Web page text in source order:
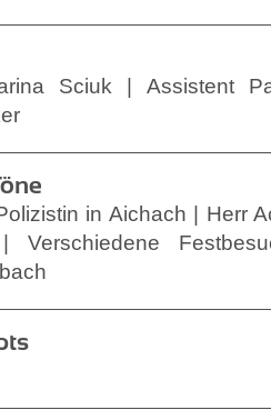
Sciuk | Assistent
in Aichach | Herr
| Verschiedene